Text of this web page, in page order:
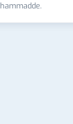
hammadde.